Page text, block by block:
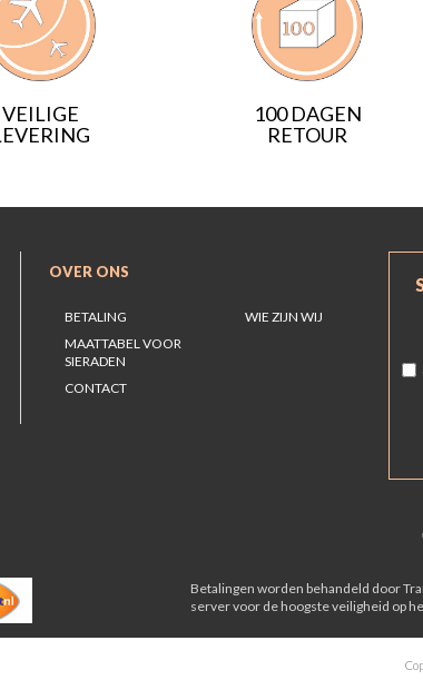
100 DAGEN
RETOUR
VEILIGE
OVER ONS
BETALING
MAATTABEL VOOR
SIERADEN
CONTACT
WIE ZIJN WIJ
Betalingen worden behandeld door
server voor de hoogste veiligheid op